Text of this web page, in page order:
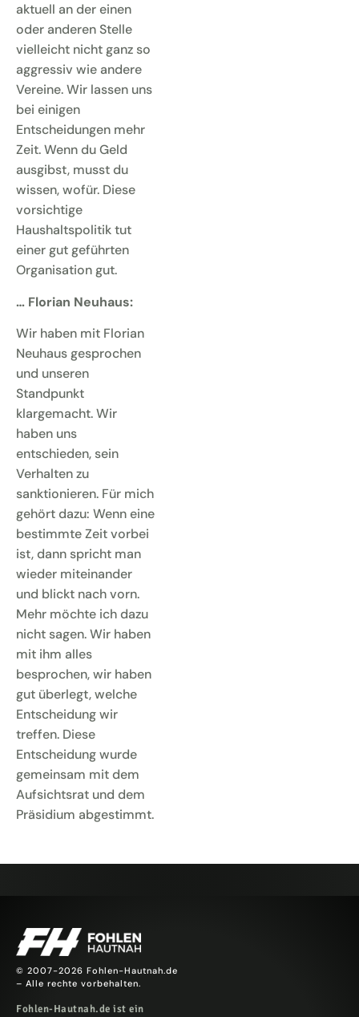
aktuell an der einen
oder anderen Stelle
vielleicht nicht ganz so
aggressiv wie andere
Vereine. Wir lassen uns
bei einigen
Entscheidungen mehr
Zeit. Wenn du Geld
ausgibst, musst du
wissen, wofür. Diese
vorsichtige
Haushaltspolitik tut
einer gut geführten
Organisation gut.
… Florian Neuhaus:
Wir haben mit Florian
Neuhaus gesprochen
und unseren
Standpunkt
klargemacht. Wir
haben uns
entschieden, sein
Verhalten zu
sanktionieren. Für mich
gehört dazu: Wenn eine
bestimmte Zeit vorbei
ist, dann spricht man
wieder miteinander
und blickt nach vorn.
Mehr möchte ich dazu
nicht sagen. Wir haben
mit ihm alles
besprochen, wir haben
gut überlegt, welche
Entscheidung wir
treffen. Diese
Entscheidung wurde
gemeinsam mit dem
Aufsichtsrat und dem
Präsidium abgestimmt.
© 2007-2026 Fohlen-Hautnah.de
– Alle rechte vorbehalten.
Fohlen-Hautnah.de ist ein